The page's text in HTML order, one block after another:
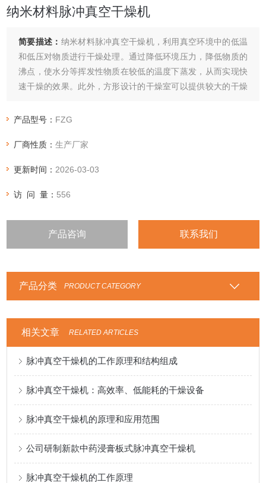
纳米材料脉冲真空干燥机
简要描述： 纳米材料脉冲真空干燥机，利用真空环境中的低温
和低压对物质进行干燥处理。通过降低环境压力，降低物质的
沸点，使水分等挥发性物质在较低的温度下蒸发，从而实现快
速干燥的效果。此外，方形设计的干燥室可以提供较大的干燥
产品型号： FZG
厂商性质：生产厂家
更新时间： 2026-03-03
访 问 量： 556
产品咨询 联系我们
产品分类 PRODUCT CATEGORY
相关文章 RELATED ARTICLES
脉冲真空干燥机的工作原理和结构组成
脉冲真空干燥机：高效率、低能耗的干燥设备
脉冲真空干燥机的原理和应用范围
公司研制新款中药浸膏板式脉冲真空干燥机
脉冲真空干燥机的工作原理